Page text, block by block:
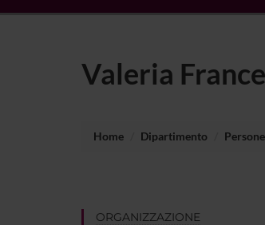
Valeria
Home Dipartimento Persone
ORGANIZZAZIONE